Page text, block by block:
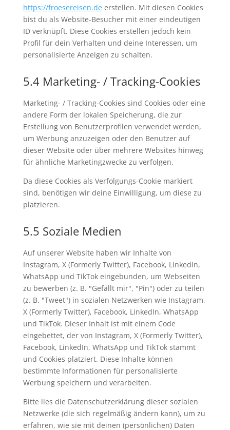
https://froesereisen.deerstellen. Mit diesen Cookies
bist du als Website-Besucher mit einer eindeutigen
ID verknüpft. Diese Cookies erstellen jedoch kein
Profil für dein Verhalten und deine Interessen, um
personalisierte Anzeigen zu schalten.
5.4 Marketing- / Tracking-Cookies
Marketing- / Tracking-Cookies sind Cookies oder eine
andere Form der lokalen Speicherung, die zur
Erstellung von Benutzerprofilen verwendet werden,
um Werbung anzuzeigen oder den Benutzer auf
dieser Website oder über mehrere Websites hinweg
für ähnliche Marketingzwecke zu verfolgen.
Da diese Cookies als Verfolgungs-Cookie markiert
sind, benötigen wir deine Einwilligung, um diese zu
platzieren.
5.5 Soziale Medien
Auf unserer Website haben wir Inhalte von
Instagram, X (Formerly Twitter), Facebook, LinkedIn,
WhatsApp und TikTok eingebunden, um Webseiten
zu bewerben (z. B. "Gefällt mir", "Pin") oder zu teilen
(z. B. "Tweet") in sozialen Netzwerken wie Instagram,
X (Formerly Twitter), Facebook, LinkedIn, WhatsApp
und TikTok. Dieser Inhalt ist mit einem Code
eingebettet, der von Instagram, X (Formerly Twitter),
Facebook, LinkedIn, WhatsApp und TikTok stammt
und Cookies platziert. Diese Inhalte können
bestimmte Informationen für personalisierte
Werbung speichern und verarbeiten.
Bitte lies die Datenschutzerklärung dieser sozialen
Netzwerke (die sich regelmäßig ändern kann), um zu
erfahren, wie sie mit deinen (persönlichen) Daten